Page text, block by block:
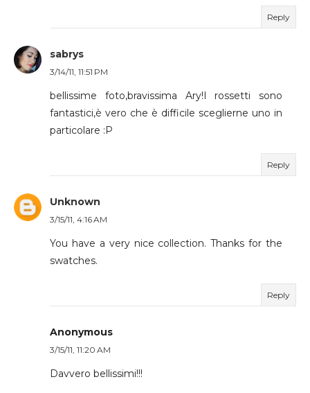
Reply
sabrys
3/14/11, 11:51 PM
bellissime foto,bravissima Ary!I rossetti sono
fantastici,è vero che è difficile sceglierne uno in
particolare :P
Reply
Unknown
3/15/11, 4:16 AM
You have a very nice collection. Thanks for the
swatches.
Reply
Anonymous
3/15/11, 11:20 AM
Davvero bellissimi!!!